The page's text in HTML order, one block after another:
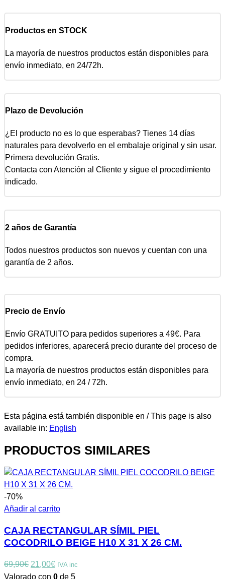
Productos en STOCK
La mayoría de nuestros productos están disponibles para
envío inmediato, en 24/72h.
Plazo de Devolución
¿El producto no es lo que esperabas? Tienes 14 días
naturales para devolverlo en el embalaje original y sin usar.
Primera devolución Gratis.
Contacta con Atención al Cliente y sigue el procedimiento
indicado.
2 años de Garantía
Todos nuestros productos son nuevos y cuentan con una
garantía de 2 años.
Precio de Envío
Envío GRATUITO para pedidos superiores a 49€. Para
pedidos inferiores, aparecerá precio durante del proceso de
compra.
La mayoría de nuestros productos están disponibles para
envío inmediato, en 24 / 72h.
Esta página está también disponible en / This page is also
available in: English
PRODUCTOS SIMILARES
-70%
Añadir al carrito
CAJA RECTANGULAR SÍMIL PIEL
COCODRILO BEIGE H10 X 31 X 26 CM.
69,90€ El
precio
21,00€El
precio
IVA inc
Valorado con 0 de 5